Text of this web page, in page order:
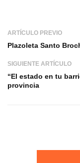
ARTÍCULO PREVIO
Plazoleta Santo
SIGUIENTE ARTÍCULO
“El estado en tu
provincia